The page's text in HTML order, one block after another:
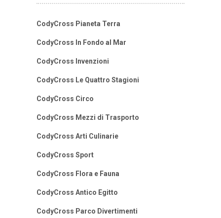
CodyCross Pianeta Terra
CodyCross In Fondo al Mar
CodyCross Invenzioni
CodyCross Le Quattro Stagioni
CodyCross Circo
CodyCross Mezzi di Trasporto
CodyCross Arti Culinarie
CodyCross Sport
CodyCross Flora e Fauna
CodyCross Antico Egitto
CodyCross Parco Divertimenti